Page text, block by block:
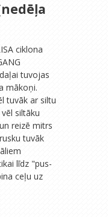
ciklona
tuvojas
mākoņi.
tuvāk ar siltu
siltāku
reizē mitrs
tuvāk
līdz "pus-
ceļu uz